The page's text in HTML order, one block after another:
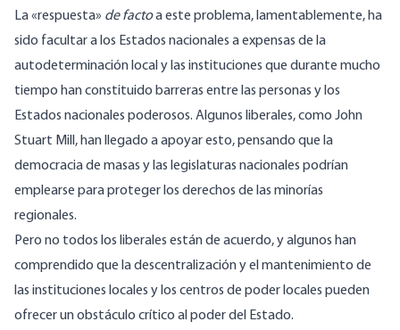
La «respuesta» de factoa este problema, lamentablemente, ha
sido facultar a los Estados nacionales a expensas de la
autodeterminación local y las instituciones que durante mucho
tiempo han constituido barreras entre las personas y los
Estados nacionales poderosos. Algunos liberales, como John
Stuart Mill, han llegado a apoyar esto, pensando que la
democracia de masas y las legislaturas nacionales podrían
emplearse para proteger los derechos de las minorías
regionales.
Pero no todos los liberales están de acuerdo, y algunos han
comprendido que la descentralización y el mantenimiento de
las instituciones locales y los centros de poder locales pueden
ofrecer un obstáculo crítico al poder del Estado.